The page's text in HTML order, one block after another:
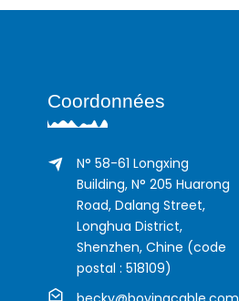
Coordonnées
N° 58-61 Longxing
Building, N° 205 Huarong
Road, Dalang Street,
Longhua District,
Shenzhen, Chine (code
postal : 518109)